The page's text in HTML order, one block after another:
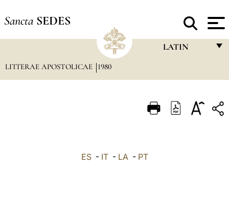
Sancta SEDES
LATIN
ITALIANO
LITTERAE APOSTOLICAE 1980
ES- IT- LA- PT